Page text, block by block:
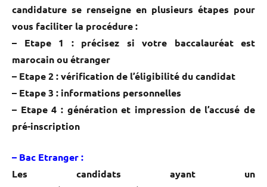
candidature se renseigne en plusieurs étapes pour
vous faciliter la procédure :
– Etape 1 : précisez si votre baccalauréat est
marocain ou étranger
– Etape 2 : vérification de l’éligibilité du candidat
– Etape 3 : informations personnelles
– Etape 4 : génération et impression de l’accusé de
pré-inscription
– Bac Etranger :
Les candidats ayant un